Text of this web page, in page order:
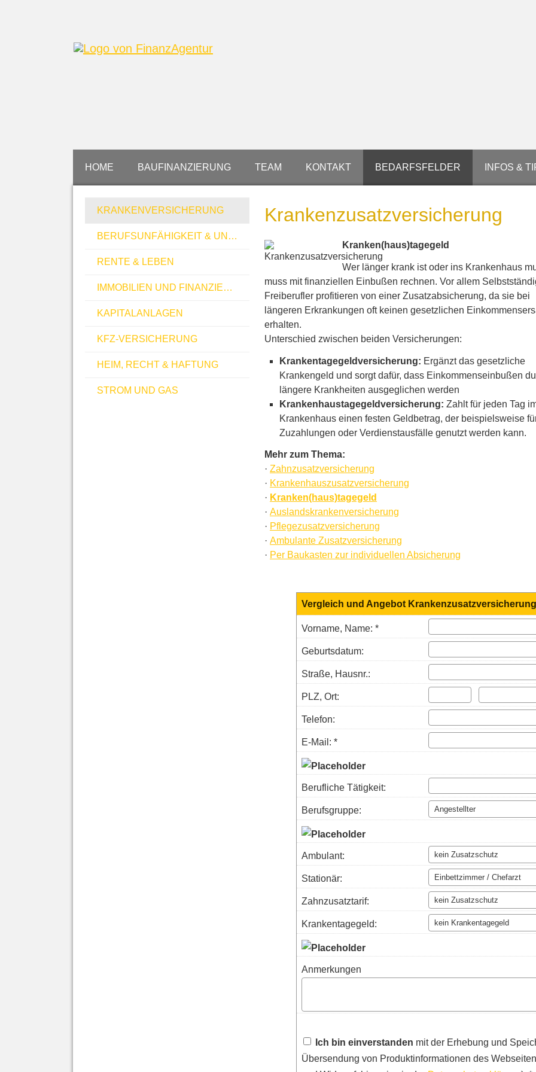
HOME BAUFINANZIERUNG TEAM KONTAKT BEDARFSFELDER
KRANKEN­VER­SI­CHE­RUNG
BERUFSUNFÄHIGKEIT & UNFALL
RENTE & LEBEN
IMMOBILIEN UND FINANZIERUNGEN
KAPITALANLAGEN
KFZ-VERSICHERUNG
HEIM, RECHT & HAFTUNG
STROM UND GAS
INFOS &
Kranken­zusatz­ver­si­che­rung
Kranken(haus)tagegeld
Wer länger krank ist oder ins Krankenhaus
muss mit finanziellen Einbußen rechnen. Vor allem
Freiberufler profitieren von einer Zusatzabsicherung, da sie bei
längeren Erkrankungen oft keinen gesetzlichen
erhalten.
Unterschied zwischen beiden Versicherungen:
Krankentagegeldversicherung: Ergänzt das gesetzliche
Krankengeld und sorgt dafür, dass Einkommenseinbußen
längere Krank­hei­ten ausgeglichen werden
Krankenhaustagegeldversicherung: Zahlt für jeden Tag
Krankenhaus einen festen Geldbetrag, der beispielsweise
Zuzahlungen oder Verdienstausfälle genutzt werden kann.
Mehr zum Thema:
· Zahn­zu­satz­ver­si­che­rung
· Krankenhauszusatzversicherung
· Kranken(haus)tagegeld
· Auslandskrankenversicherung
· Pflegezusatzversicherung
· Ambulante Zusatzversicherung
· Per Baukasten zur individuellen Absicherung
Vergleich und Angebot Kranken­zusatz­ver­si­che­rung
Vorname, Name: *
Geburts­datum:
Straße, Hausnr.:
PLZ, Ort:
Telefon:
E-Mail: *
Berufliche Tätigkeit:
Berufsgruppe:
Ambulant:
Stationär:
Zahnzusatztarif:
Krankentagegeld:
Anmerkungen
Ich bin einverstanden mit der Erhebung und
Übersendung von Produktinformationen des